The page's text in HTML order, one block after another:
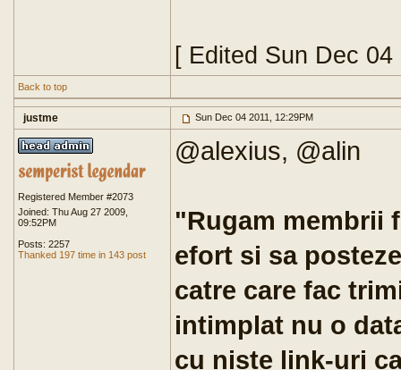
[ Edited Sun Dec
Back to top
justme Sun Dec 04 2011, 12:29PM
Registered Member #2073
Joined: Thu Aug 27 2009,
09:52PM
Posts: 2257
Thanked 197 time in 143 post
@alexius, @alin
"Rugam membrii
efort si sa
catre care fac
intimplat nu o
cu niste link-uri